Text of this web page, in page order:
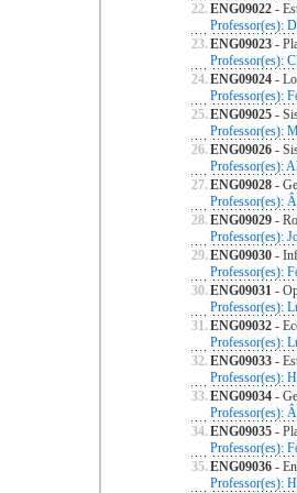
22. ENG09022 -
Professor(es):
23. ENG09023 -
Professor(es):
24. ENG09024 -
Professor(es):
25. ENG09025 -
Professor(es):
26. ENG09026 -
Professor(es):
27. ENG09028 -
Professor(es):
28. ENG09029 -
Professor(es):
29. ENG09030 -
Professor(es):
30. ENG09031 -
Professor(es):
31. ENG09032 -
Professor(es):
32. ENG09033 -
Professor(es):
33. ENG09034 -
Professor(es):
34. ENG09035 -
Professor(es):
35. ENG09036 -
Professor(es):